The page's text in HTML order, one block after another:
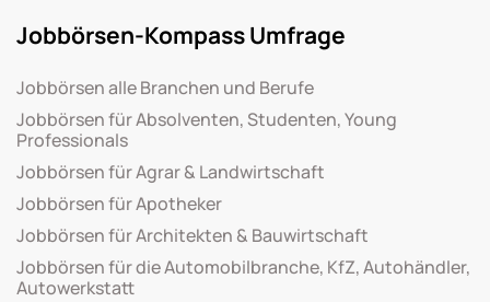
Jobbörsen-Kompass Umfrage
Jobbörsen alle Branchen und Berufe
Jobbörsen für Absolventen, Studenten, Young
Professionals
Jobbörsen für Agrar & Landwirtschaft
Jobbörsen für Apotheker
Jobbörsen für Architekten & Bauwirtschaft
Jobbörsen für die Automobilbranche, KfZ, Autohändler,
Autowerkstatt